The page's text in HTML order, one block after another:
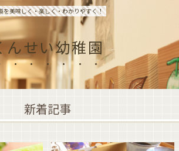
を美味しく・楽しく・わかりやすく！
んせい幼稚園
新着記事